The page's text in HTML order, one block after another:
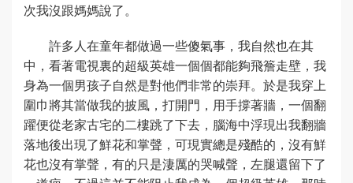
次我沒跟媽媽說了。
許多人在童年都做過一些傻氣事，我自然也在其
中，看著電視裏的超級英雄一個個都能夠飛簷走壁，我
身為一個男孩子自然是對他們非常的崇拜。於是我穿上
圍巾將其當做我的披風，打開門，用手撐著牆，一個翻
躍便從老家古宅的二樓跳了下去，腦海中浮現出我翻牆
落地後出現了鮮花和掌聲，可現實總是殘酷的，沒有鮮
花也沒有掌聲，有的只是淒厲的哭喊聲，左腿還留下了